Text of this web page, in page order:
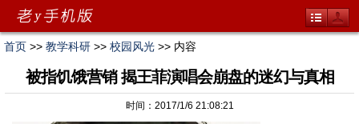
首页 >> 教学科研 >> 校园风光 >> 内容
被指饥饿营销 揭王菲演唱会崩盘的迷幻与真相
时间：2017/1/6 21:08:21